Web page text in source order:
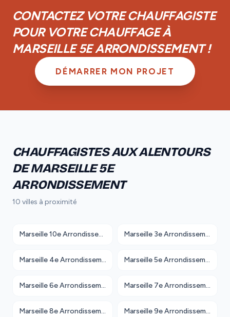
CONTACTEZ VOTRE CHAUFFAGISTE
POUR VOTRE CHAUFFAGE À
MARSEILLE 5E ARRONDISSEMENT !
DÉMARRER MON PROJET
CHAUFFAGISTES AUX ALENTOURS
DE MARSEILLE 5E
ARRONDISSEMENT
10 villes à proximité
Marseille 10e Arrondissement Marseille 3e Arrondissement
Marseille 4e Arrondissement Marseille 5e Arrondissement
Marseille 6e Arrondissement Marseille 7e Arrondissement
Marseille 8e Arrondissement Marseille 9e Arrondissement